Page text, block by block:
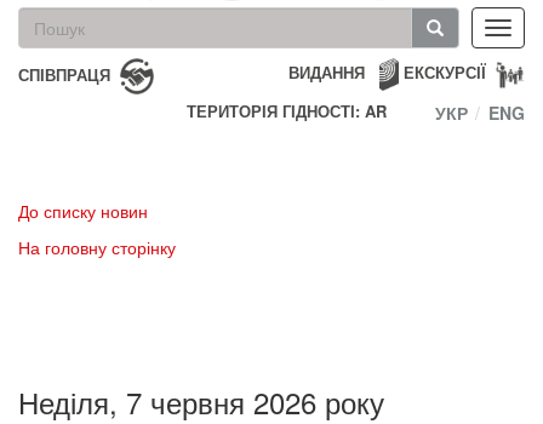
Пошукова
форма
Пошук
СПІВПРАЦЯ ЕКСКУРСІЇ
ВИДАННЯ
ТЕРИТОРІЯ ГІДНОСТІ: AR
УКР ENG
До списку новин
На головну сторінку
Неділя, 7 червня 2026 року